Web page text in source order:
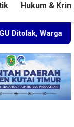
Hukum &
Rantau Pulung